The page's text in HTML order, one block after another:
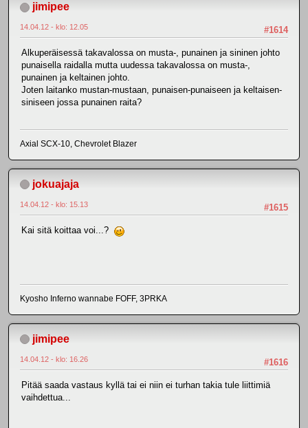
jimipee
#1614
14.04.12 - klo: 12.05
Alkuperäisessä takavalossa on musta-, punainen ja sininen johto
punaisella raidalla mutta uudessa takavalossa on musta-,
punainen ja keltainen johto.
Joten laitanko mustan-mustaan, punaisen-punaiseen ja keltaisen-
siniseen jossa punainen raita?
Axial SCX-10, Chevrolet Blazer
jokuajaja
#1615
14.04.12 - klo: 15.13
Kai sitä koittaa voi...?
Kyosho Inferno wannabe FOFF, 3PRKA
jimipee
#1616
14.04.12 - klo: 16.26
Pitää saada vastaus kyllä tai ei niin ei turhan takia tule liittimiä
vaihdettua...